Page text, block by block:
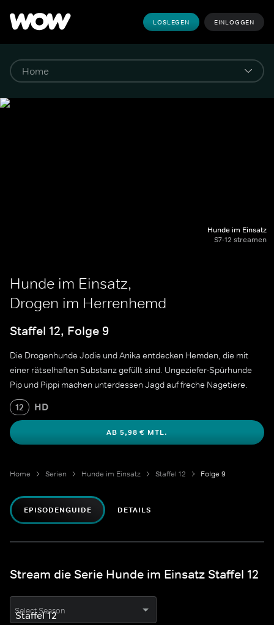
LOSLEGEN EINLOGGEN
Hunde im Einsatz
S7-12 streamen
Hunde im Einsatz,
Drogen im Herrenhemd
Staffel 12, Folge 9
Die Drogenhunde Jodie und Anika entdecken Hemden, die mit
einer rätselhaften Substanz gefüllt sind. Ungeziefer-Spürhunde
Pip und Pippi machen unterdessen Jagd auf freche Nagetiere.
12 HD
AB 5,98 € MTL.
Home Serien Hunde im Einsatz Staffel 12 Folge 9
EPISODENGUIDE DETAILS
Stream die Serie Hunde im Einsatz Staffel 12
Select Season